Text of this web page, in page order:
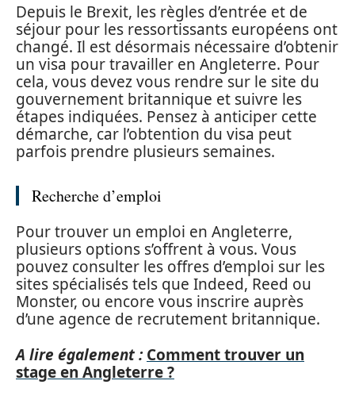
Depuis le Brexit, les règles d’entrée et de
séjour pour les ressortissants européens ont
changé. Il est désormais nécessaire d’obtenir
un visa pour travailler en Angleterre. Pour
cela, vous devez vous rendre sur le site du
gouvernement britannique et suivre les
étapes indiquées. Pensez à anticiper cette
démarche, car l’obtention du visa peut
parfois prendre plusieurs semaines.
Recherche d’emploi
Pour trouver un emploi en Angleterre,
plusieurs options s’offrent à vous. Vous
pouvez consulter les offres d’emploi sur les
sites spécialisés tels que Indeed, Reed ou
Monster, ou encore vous inscrire auprès
d’une agence de recrutement britannique.
A lire également : Comment trouver un
stage en Angleterre ?